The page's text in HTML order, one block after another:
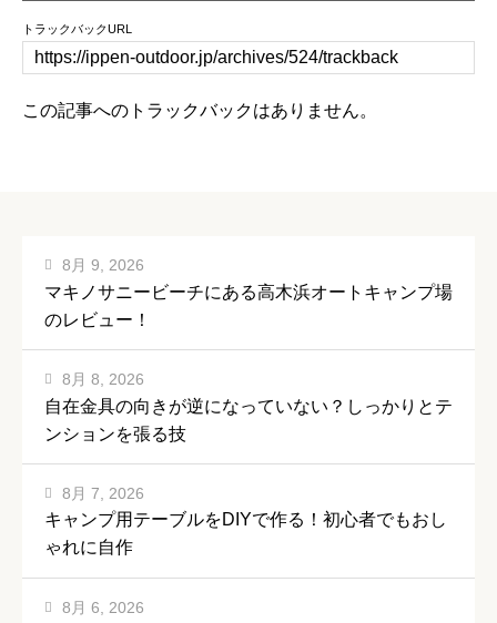
トラックバックURL
この記事へのトラックバックはありません。
マキノサニービーチにある高木浜オートキャンプ場
のレビュー！
8月 9, 2026
自在金具の向きが逆になっていない？しっかりとテ
ンションを張る技
8月 8, 2026
キャンプ用テーブルをDIYで作る！初心者でもおし
ゃれに自作
8月 7, 2026
8月 6, 2026